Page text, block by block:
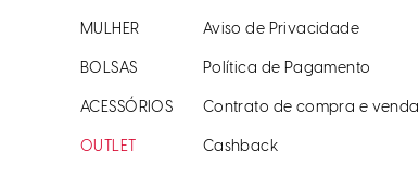
MULHER
BOLSAS
ACESSÓRIOS
OUTLET
Aviso de Privacidade
Política de Pagamento
Contrato de compra e venda
Cashback